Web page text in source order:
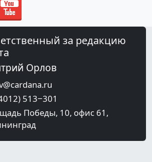
за редакцию
Орлов
513‒301
Победы, 10, офис 61,